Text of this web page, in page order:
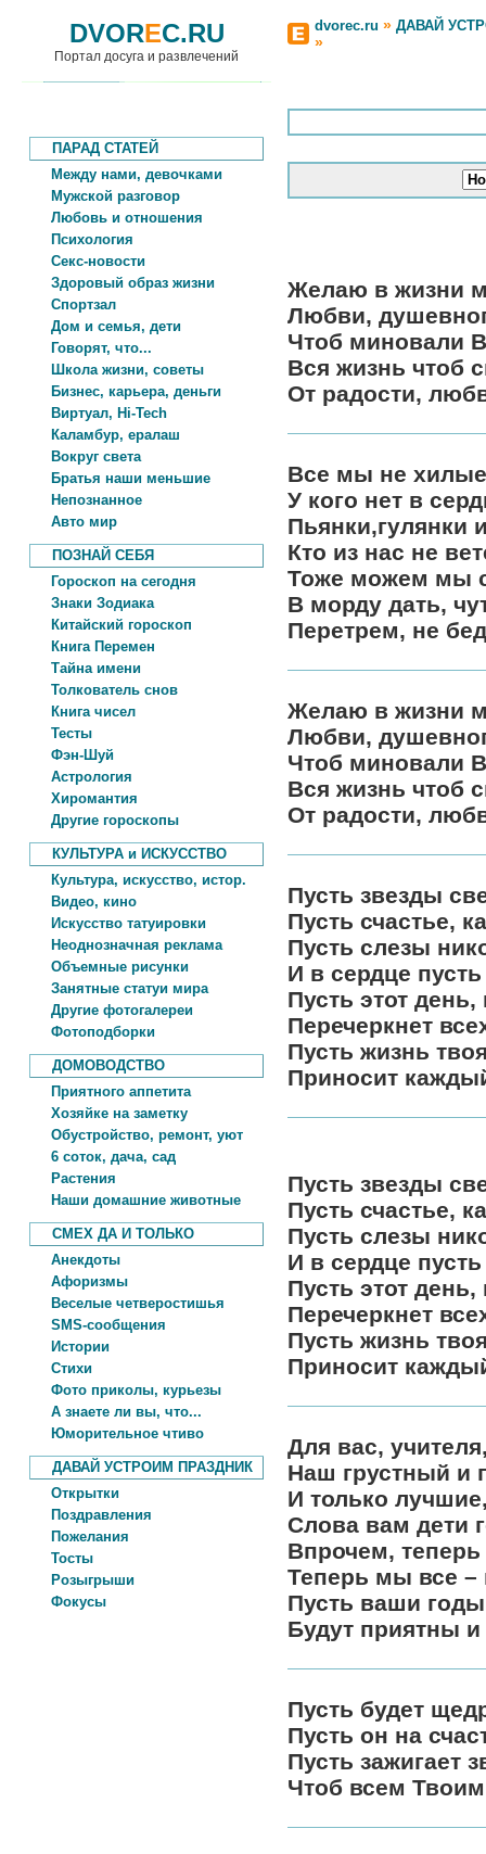
DVOREC.RU
Портал досуга и развлечений
dvorec.ru » ДАВАЙ
»
ПАРАД СТАТЕЙ
Между нами, девочками
Мужской разговор
Любовь и отношения
Психология
Секс-новости
Здоровый образ жизни
Спортзал
Дом и семья, дети
Говорят, что...
Школа жизни, советы
Бизнес, карьера, деньги
Виртуал, Hi-Tech
Каламбур, ералаш
Вокруг света
Братья наши меньшие
Непознанное
Авто мир
ПОЗНАЙ СЕБЯ
Гороскоп на сегодня
Знаки Зодиака
Китайский гороскоп
Книга Перемен
Тайна имени
Толкователь снов
Книга чисел
Тесты
Фэн-Шуй
Астрология
Хиромантия
Другие гороскопы
КУЛЬТУРА и ИСКУССТВО
Культура, искусство, истор.
Видео, кино
Искусство татуировки
Неоднозначная реклама
Объемные рисунки
Занятные статуи мира
Другие фотогалереи
Фотоподборки
ДОМОВОДСТВО
Приятного аппетита
Хозяйке на заметку
Обустройство, ремонт, уют
6 соток, дача, сад
Растения
Наши домашние животные
СМЕХ ДА И ТОЛЬКО
Анекдоты
Афоризмы
Веселые четверостишья
SMS-сообщения
Истории
Стихи
Фото приколы, курьезы
А знаете ли вы, что...
Юморительное чтиво
ДАВАЙ УСТРОИМ ПРАЗДНИК
Открытки
Поздравления
Пожелания
Тосты
Розыгрыши
Фокусы
Желаю в жизни
Любви,
Чтоб миновали
Вся жизнь чтоб
От радости,
Все мы не
У кого нет в
Пьянки,гулянки
Кто из нас не
Тоже можем мы
В морду дать,
Перетрем, не
Желаю в жизни
Любви,
Чтоб миновали
Вся жизнь чтоб
От радости,
Пусть звезды
Пусть счастье,
Пусть слезы
И в сердце
Пусть этот
Перечеркнет
Пусть жизнь
Приносит
Пусть звезды
Пусть счастье,
Пусть слезы
И в сердце
Пусть этот
Перечеркнет
Пусть жизнь
Приносит
Для вас,
Наш грустный и
И только
Слова вам дети
Впрочем,
Теперь мы все –
Пусть ваши
Будут приятны и
Пусть будет
Пусть он на
Пусть зажигает
Чтоб всем